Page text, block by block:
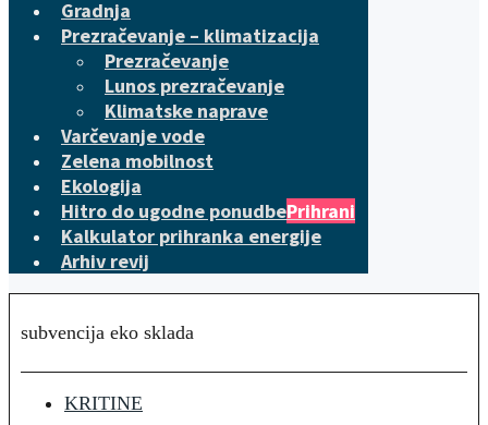
Gradnja
Prezračevanje – klimatizacija
Prezračevanje
Lunos prezračevanje
Klimatske naprave
Varčevanje vode
Zelena mobilnost
Ekologija
Hitro do ugodne ponudbePrihrani
Kalkulator prihranka energije
Arhiv revij
subvencija eko sklada
KRITINE